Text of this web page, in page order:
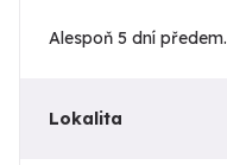
Alespoň 5 dní předem.
Lokalita